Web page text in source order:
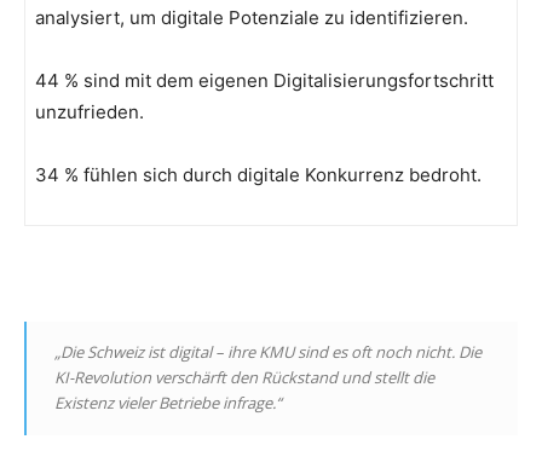
analysiert, um digitale Potenziale zu identifizieren.
44 % sind mit dem eigenen Digitalisierungsfortschritt
unzufrieden.
34 % fühlen sich durch digitale Konkurrenz bedroht.
„Die Schweiz ist digital – ihre KMU sind es oft noch nicht. Die
KI-Revolution verschärft den Rückstand und stellt die
Existenz vieler Betriebe infrage.“